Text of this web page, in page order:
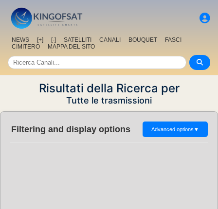
NEWS [+] [-] SATELLITI CANALI BOUQUET
FASCI
CIMITERO
MAPPA DEL SITO
Risultati della Ricerca per
Tutte le trasmissioni
Filtering and display options Advanced options ▼